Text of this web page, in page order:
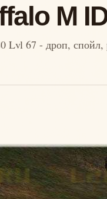
M
Lvl 67 - дроп, спойл,